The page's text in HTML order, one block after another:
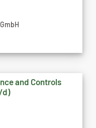
and Controls
d)